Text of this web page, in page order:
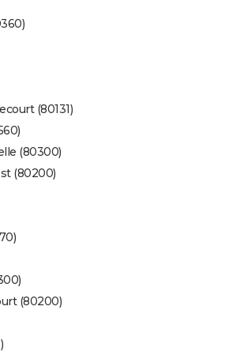
(80131)
(80300)
(80200)
(80200)